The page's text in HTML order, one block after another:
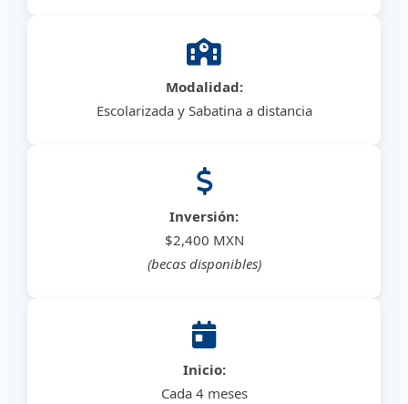
Modalidad:
Escolarizada y Sabatina a distancia
Inversión:
$2,400 MXN
(becas disponibles)
Inicio:
Cada 4 meses